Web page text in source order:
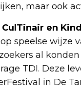
maar ook
en
speelse wijze
al
TDI. Deze
in De